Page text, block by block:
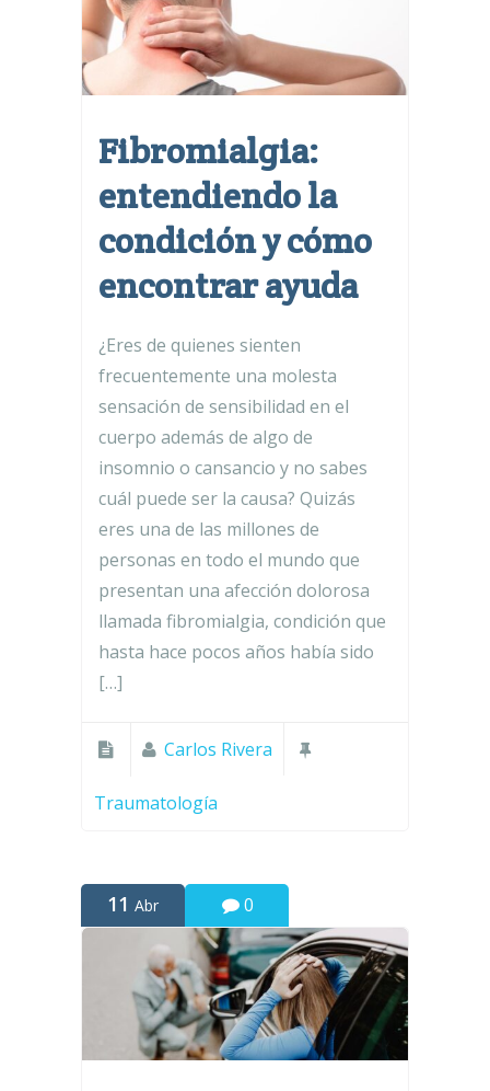
Fibromialgia:
entendiendo la
condición y cómo
encontrar ayuda
¿Eres de quienes sienten
frecuentemente una molesta
sensación de sensibilidad en el
cuerpo además de algo de
insomnio o cansancio y no sabes
cuál puede ser la causa? Quizás
eres una de las millones de
personas en todo el mundo que
presentan una afección dolorosa
llamada fibromialgia, condición que
hasta hace pocos años había sido
[…]
Carlos Rivera
Traumatología
11 Abr 0